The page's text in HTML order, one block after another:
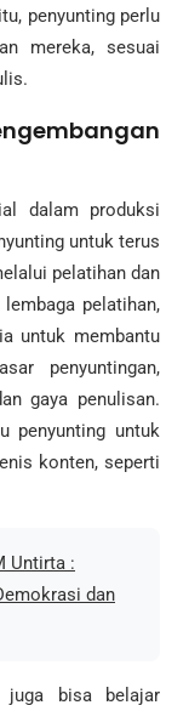
penyunting perlu
mereka, sesuai
dalam produksi
untuk terus
pelatihan dan
pelatihan,
untuk membantu
penyuntingan,
gaya penulisan.
penyunting untuk
konten, seperti
Untirta :
dan
juga bisa belajar